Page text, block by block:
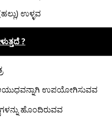
ಉಳ್ಳವ
?
ಉಪಯೋಗಿಸುವವ
ಹೊಂದಿರುವವ